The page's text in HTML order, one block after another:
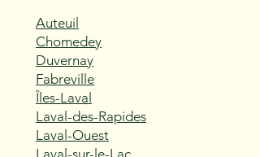
Auteuil
Chomedey
Duvernay
Fabreville
Îles-Laval
Laval-des-Rapides
Laval-Ouest
Laval-sur-le-Lac